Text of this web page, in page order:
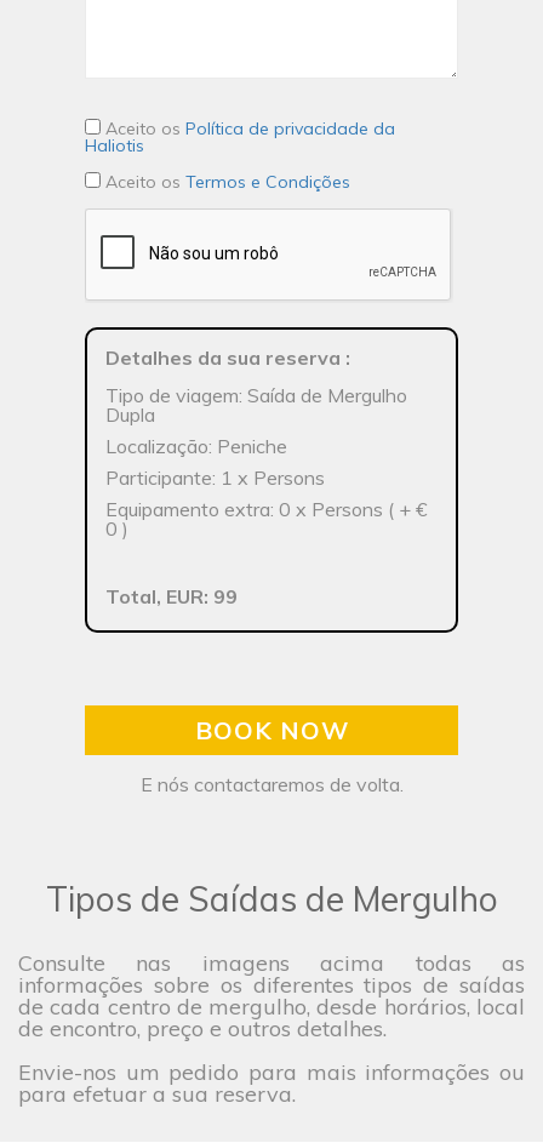
Aceito os Política de privacidade da
Haliotis
Aceito os Termos e Condições
Detalhes da sua reserva :
Tipo de viagem: Saída de Mergulho
Dupla
Localização: Peniche
Participante: 1 x Persons
Equipamento extra: 0 x Persons ( + €
0 )
Total, EUR: 99
BOOK NOW
E nós contactaremos de volta.
Tipos de Saídas de Mergulho
Consulte nas imagens acima todas as
informações sobre os diferentes tipos de saídas
de cada centro de mergulho, desde horários, local
de encontro, preço e outros detalhes.
Envie-nos um pedido para mais informações ou
para efetuar a sua reserva.